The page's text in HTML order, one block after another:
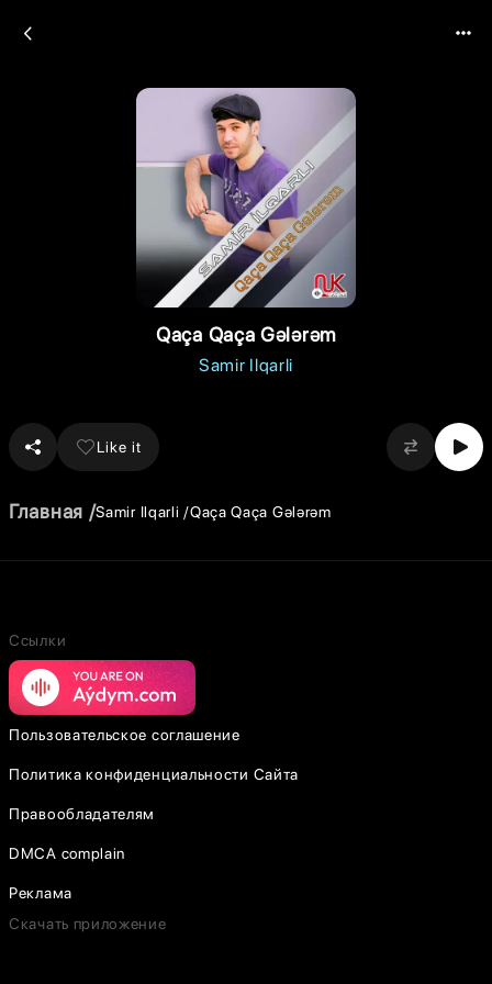
Qaça Qaça Gələrəm
Samir Ilqarli
Like it
Главная Samir Ilqarli Qaça Qaça Gələrəm
Ссылки
Пользовательское соглашение
Политика конфиденциальности Сайта
Правообладателям
DMCA complain
Реклама
Скачать приложение